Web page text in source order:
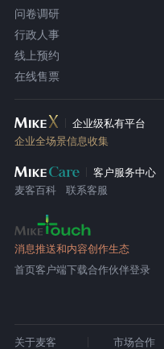
问卷调研
行政人事
线上预约
在线售票
企业级私有平台
企业全场景信息收集
客户服务中心
麦客百科
联系客服
消息推送和内容创作生态
首页客户端下载合作伙伴登录
关于麦客 市场合作